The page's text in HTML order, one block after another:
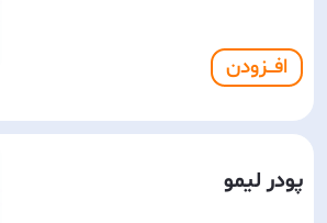
افـــزودن
پودر لیمو